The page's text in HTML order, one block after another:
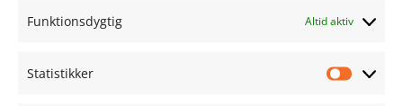
Funktionsdygtig Altid aktiv
Statistikker
maj 2024
april 2024